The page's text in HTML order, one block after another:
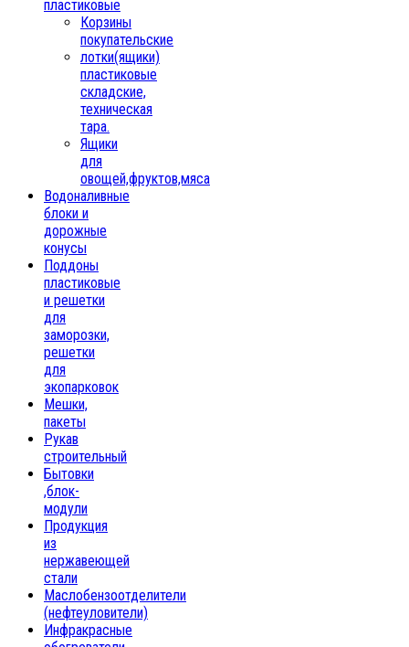
пластиковые
Корзины
покупательские
лотки(ящики)
пластиковые
складские,
техническая
тара.
Ящики
для
овощей,фруктов,мяса
Водоналивные
блоки и
дорожные
конусы
Поддоны
пластиковые
и решетки
для
заморозки,
решетки
для
экопарковок
Мешки,
пакеты
Рукав
строительный
Бытовки
,блок-
модули
Продукция
из
нержавеющей
стали
Маслобензоотделители
(нефтеуловители)
Инфракрасные